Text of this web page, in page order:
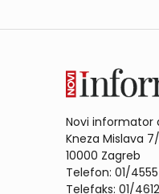
Novi informator
Kneza Mislava 7/
10000 Zagreb
Telefon: 01/
Telefaks: 01/